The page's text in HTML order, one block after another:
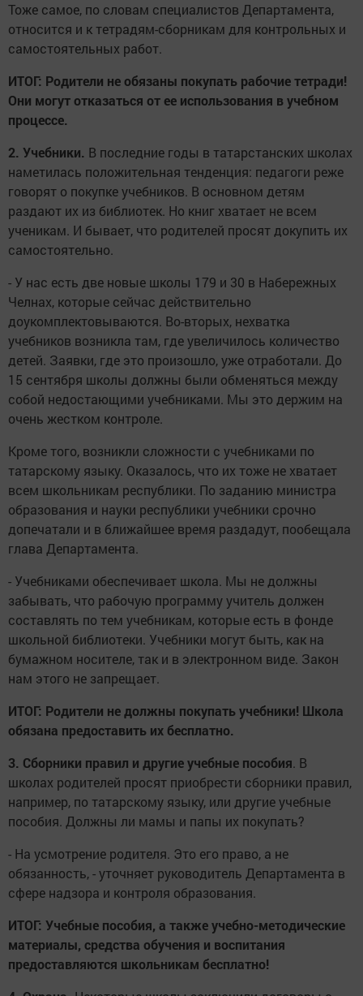
Тоже самое, по словам специалистов Департамента,
относится и к тетрадям-сборникам для контрольных и
самостоятельных работ.
ИТОГ: Родители не обязаны покупать рабочие тетради!
Они могут отказаться от ее использования в учебном
процессе.
2. Учебники. В последние годы в татарстанских школах
наметилась положительная тенденция: педагоги реже
говорят о покупке учебников. В основном детям
раздают их из библиотек. Но книг хватает не всем
ученикам. И бывает, что родителей просят докупить их
самостоятельно.
- У нас есть две новые школы 179 и 30 в Набережных
Челнах, которые сейчас действительно
доукомплектовываются. Во-вторых, нехватка
учебников возникла там, где увеличилось количество
детей. Заявки, где это произошло, уже отработали. До
15 сентября школы должны были обменяться между
собой недостающими учебниками. Мы это держим на
очень жестком контроле.
Кроме того, возникли сложности с учебниками по
татарскому языку. Оказалось, что их тоже не хватает
всем школьникам республики. По заданию министра
образования и науки республики учебники срочно
допечатали и в ближайшее время раздадут, пообещала
глава Департамента.
- Учебниками обеспечивает школа. Мы не должны
забывать, что рабочую программу учитель должен
составлять по тем учебникам, которые есть в фонде
школьной библиотеки. Учебники могут быть, как на
бумажном носителе, так и в электронном виде. Закон
нам этого не запрещает.
ИТОГ: Родители не должны покупать учебники! Школа
обязана предоставить их бесплатно.
3. Сборники правил и другие учебные пособия. В
школах родителей просят приобрести сборники правил,
например, по татарскому языку, или другие учебные
пособия. Должны ли мамы и папы их покупать?
- На усмотрение родителя. Это его право, а не
обязанность, - уточняет руководитель Департамента в
сфере надзора и контроля образования.
ИТОГ: Учебные пособия, а также учебно-методические
материалы, средства обучения и воспитания
предоставляются школьникам бесплатно!